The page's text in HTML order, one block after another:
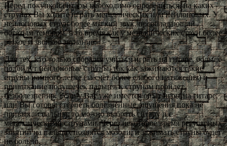
Перед покупкой гитары необходимо определиться, на каких
струнах Вы хотите играть металлических или нейлоновых. У
нейлоновых струн более мягкий звук, преобладающий
богатым тембром, в то время как у металлических струн более
резкое и звонкое звучание.
Для тех, кто только собрался учиться играть на гитаре, больше
подойдут нейлоновые струны, так как зажимаются такие
струны намного легче (за счет более слабого натяжения) и
привыкание подушечек пальцев к струнам пройдет
безболезненно. Если у Вас уже имеется опыт игры на гитаре,
или Вы готовы стерпеть болезненные ощущения пока не
привыкли пальцы, то можно выбрать гитару и с
металлическими струнами. Через некоторое время регулярных
занятий на пальцах появятся мозоли, и зажимать струны будет
не больно.